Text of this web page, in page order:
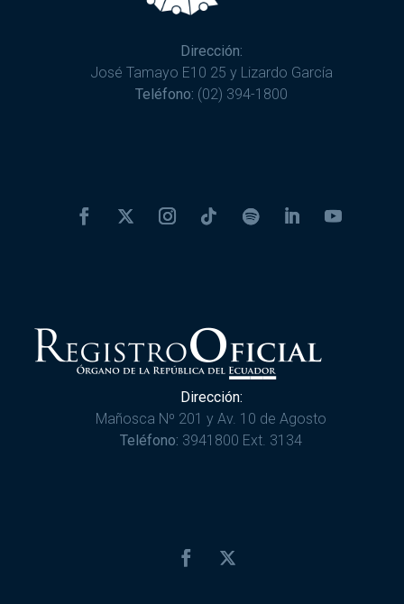
Dirección:
José Tamayo E10 25 y Lizardo García
Teléfono: (02) 394-1800
Dirección:
Mañosca Nº 201 y Av. 10 de Agosto
Teléfono: 3941800 Ext. 3134